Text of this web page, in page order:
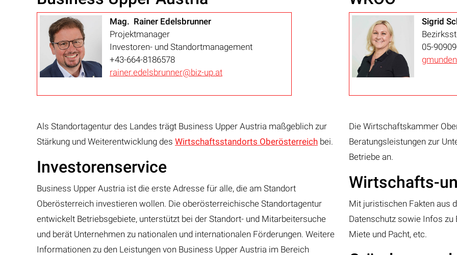
Mag. Rainer Edelsbrunner
Projektmanager
Investoren- und Standortmanagement
+43-664-8186578
rainer.edelsbrunner@biz-up.at
Sigrid
05-
Als Standortagentur des Landes trägt Business Upper Austria maßgeblich zur
Stärkung und Weiterentwicklung des Wirtschaftsstandorts Oberösterreich bei.
Investorenservice
Business Upper Austria ist die erste Adresse für alle, die am Standort
Oberösterreich investieren wollen. Die oberösterreichische Standortagentur
entwickelt Betriebsgebiete, unterstützt bei der Standort- und Mitarbeitersuche
und berät Unternehmen zu nationalen und internationalen Förderungen. Weitere
Informationen zu den Leistungen von Business Upper Austria im Bereich
Die Wirtschaftskammer
Beratungsleistungen zur
Betriebe an.
Wirtschafts-
Mit juristischen Fakten aus
Datenschutz sowie Infos zu
Miete und Pacht, etc.